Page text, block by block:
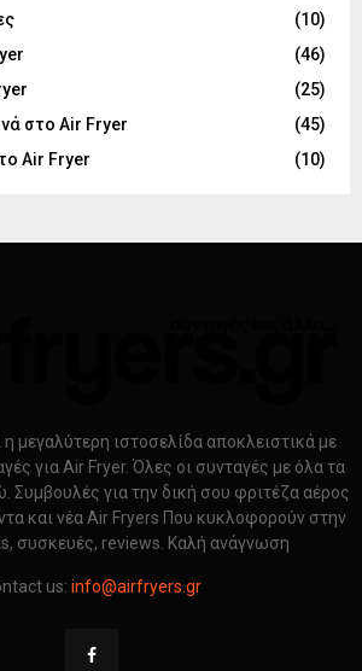
(10)
(46)
(25)
στο Air Fryer
(45)
Air Fryer
(10)
η μεγαλύτερη ιστοσελίδα αποκλειστικά με
για Air Fryer. Όλες οι συνταγές με όλα τα
Συμβουλές για την δική σου φριτέζα αέρος
και νέα Air Fryers Που κυκλοφορούν στην
συσκευές, reviews. Καλή ανάγνωση
us: info@airfryers.gr